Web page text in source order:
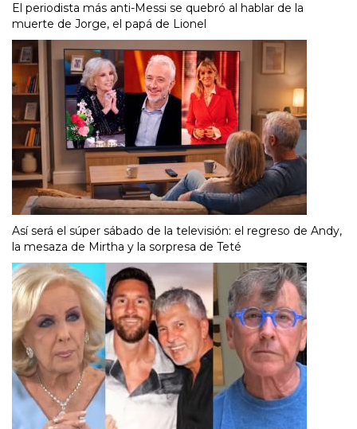
El periodista más anti-Messi se quebró al hablar de la
muerte de Jorge, el papá de Lionel
Así será el súper sábado de la televisión: el regreso de Andy,
la mesaza de Mirtha y la sorpresa de Teté